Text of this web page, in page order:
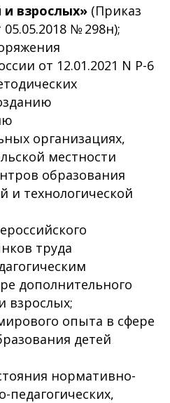
и взрослых» (Приказ
№ 298н);
от 12.01.2021 N Р-6
организациях,
местности
образования
и технологической
труда
дополнительного
взрослых;
опыта в сфере
детей
нормативно-
педагогических,